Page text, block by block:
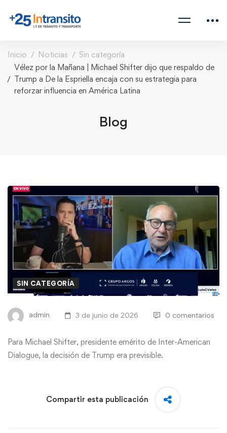
Inicio Noticias
Sin categoría
Vélez por la Mañana | Michael Shifter dijo que respaldo de
Trump a De la Espriella encaja con su estrategia para
reforzar influencia en América Latina
Blog
SIN CATEGORÍA
admin 3 de junio de 2026 0 comentarios
Para Michael Shifter, presidente emérito de Inter-American
Dialogue, la decisión de Trump era previsible.
Compartir esta publicación